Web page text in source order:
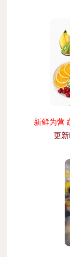
新鲜为营
更